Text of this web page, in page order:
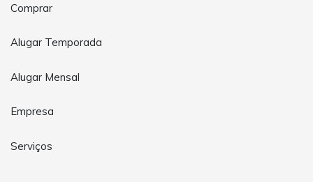
Comprar
Alugar Temporada
Alugar Mensal
Empresa
Serviços